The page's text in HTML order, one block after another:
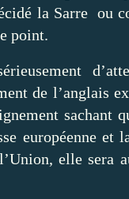
la Sarre ou
point.
de l’anglais
européenne et
elle sera